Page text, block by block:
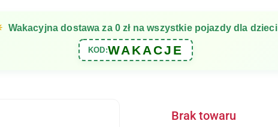
Wakacyjna dostawa za 0 zł na wszystkie pojazdy dla dzieci
KOD:WAKACJE
Brak towaru